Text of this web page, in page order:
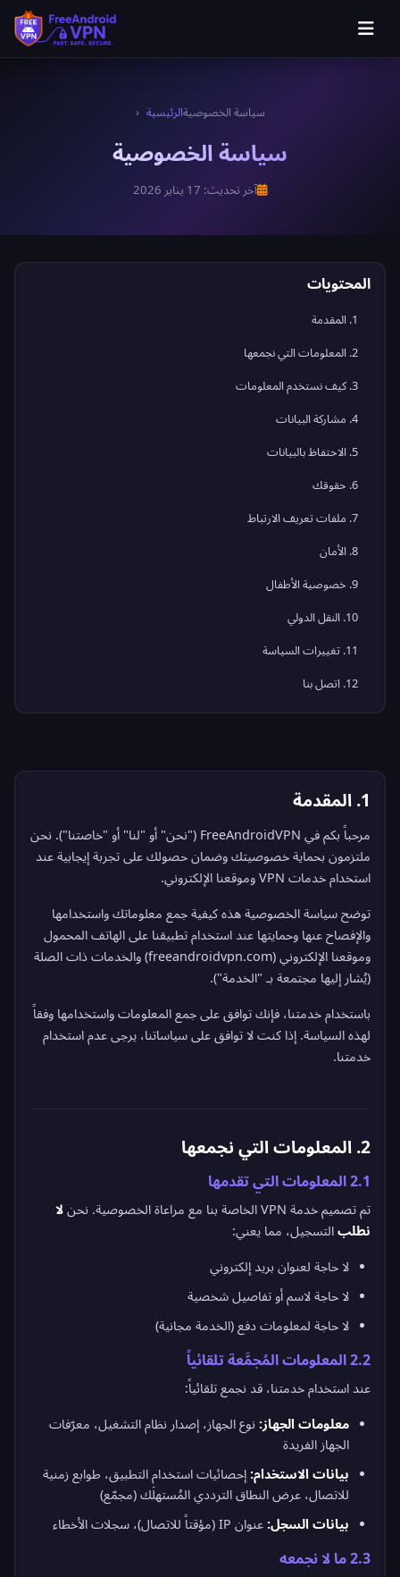
الرئيسيةسياسة الخصوصية
سياسة الخصوصية
آخر تحديث: 17 يناير 2026
المحتويات
1. المقدمة
2. المعلومات التي نجمعها
3. كيف نستخدم المعلومات
4. مشاركة البيانات
5. الاحتفاظ بالبيانات
6. حقوقك
7. ملفات تعريف الارتباط
8. الأمان
9. خصوصية الأطفال
10. النقل الدولي
11. تغييرات السياسة
12. اتصل بنا
1. المقدمة
مرحباً بكم في FreeAndroidVPN ("نحن" أو "لنا" أو "خاصتنا"). نحن
ملتزمون بحماية خصوصيتك وضمان حصولك على تجربة إيجابية عند
استخدام خدمات VPN وموقعنا الإلكتروني.
توضح سياسة الخصوصية هذه كيفية جمع معلوماتك واستخدامها
والإفصاح عنها وحمايتها عند استخدام تطبيقنا على الهاتف المحمول
وموقعنا الإلكتروني (freeandroidvpn.com) والخدمات ذات الصلة
(يُشار إليها مجتمعة بـ "الخدمة").
باستخدام خدمتنا، فإنك توافق على جمع المعلومات واستخدامها وفقاً
لهذه السياسة. إذا كنت لا توافق على سياساتنا، يرجى عدم استخدام
خدمتنا.
2. المعلومات التي نجمعها
2.1 المعلومات التي تقدمها
تم تصميم خدمة VPN الخاصة بنا مع مراعاة الخصوصية. نحن
لا
نطلب التسجيل، مما يعني:
لا حاجة لعنوان بريد إلكتروني
لا حاجة لاسم أو تفاصيل شخصية
لا حاجة لمعلومات دفع (الخدمة مجانية)
2.2 المعلومات المُجمَّعة تلقائياً
عند استخدام خدمتنا، قد نجمع تلقائياً:
معلومات الجهاز: نوع الجهاز، إصدار نظام التشغيل، معرّفات
الجهاز الفريدة
بيانات الاستخدام: إحصائيات استخدام التطبيق، طوابع زمنية
للاتصال، عرض النطاق الترددي المُستهلَك (مجمّع)
بيانات السجل: عنوان IP (مؤقتاً للاتصال)، سجلات الأخطاء
2.3 ما لا نجمعه